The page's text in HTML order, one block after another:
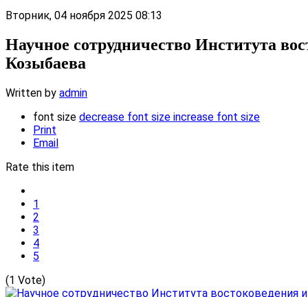
Вторник, 04 ноября 2025 08:13
Научное сотрудничество Института
Козыбаева
Written by admin
font size decrease font size increase font size
Print
Email
Rate this item
1
2
3
4
5
(1 Vote)